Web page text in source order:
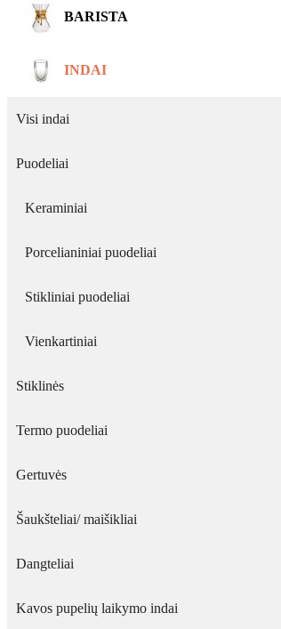
BARISTA
INDAI
Visi indai
Puodeliai
Keraminiai
Porcelianiniai puodeliai
Stikliniai puodeliai
Vienkartiniai
Stiklinės
Termo puodeliai
Gertuvės
Šaukšteliai/ maišikliai
Dangteliai
Kavos pupelių laikymo indai